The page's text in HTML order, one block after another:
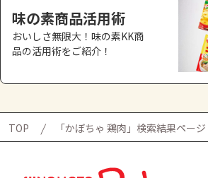
味の素商品活用術
おいしさ無限大！味の素KK商
品の活用術をご紹介！
TOP 「かぼちゃ 鶏肉」検索結果ページ